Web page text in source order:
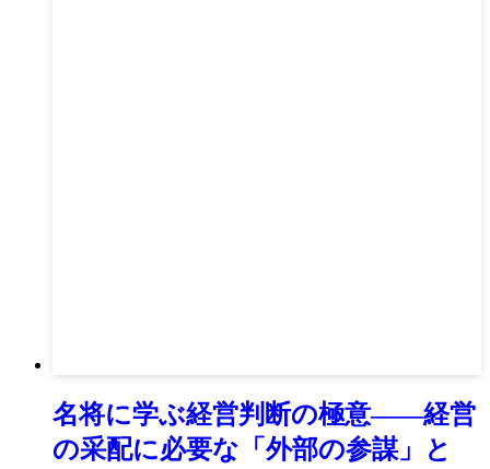
名将に学ぶ経営判断の極意――経営
の采配に必要な「外部の参謀」と